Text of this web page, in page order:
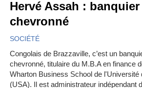
Hervé Assah :
chevronné
SOCIÉTÉ
Congolais de Brazzaville, c’est un
chevronné, titulaire du M.B.A en finance
Wharton Business School de l'Université
(USA). Il est administrateur indépendant